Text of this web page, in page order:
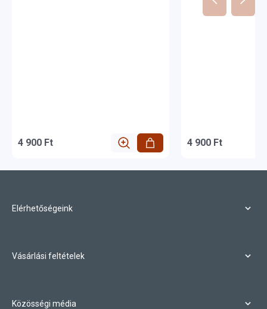
4 900 Ft 4 900 Ft
Elérhetőségeink
Vásárlási feltételek
Közösségi média